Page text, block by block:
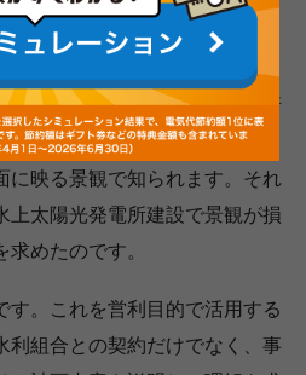
2,000人の署名が2月、香川県と
のは地元の女性です。計画場所
美しい蓮の花が咲き、讃岐富
に映る景観で知られます。それ
上太陽光発電所建設で景観が損
めたのです。
す。これを営利目的で活用する
利組合との契約だけでなく、事